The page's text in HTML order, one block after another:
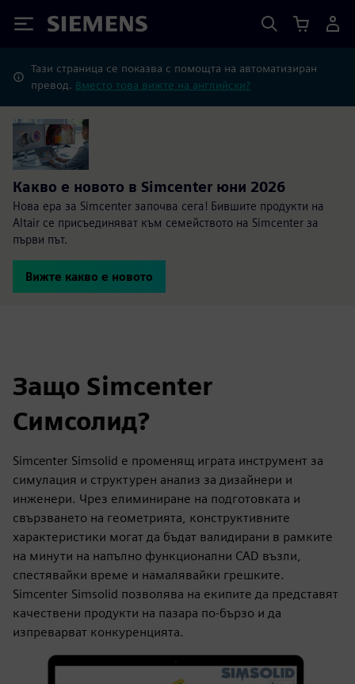
Siemens
Тази страница се показва с помощта на автоматизиран
превод. Вместо това вижте на английски?
Какво е новото в Simcenter юни 2026
Нова ера за Simcenter започва сега! Бившите продукти на
Altair се присъединяват към семейството на Simcenter за
първи път.
Вижте какво е новото
Защо Simcenter
Симсолид?
Simcenter Simsolid е променящ играта инструмент за
симулация и структурен анализ за дизайнери и
инженери. Чрез елиминиране на подготовката и
свързването на геометрията, конструктивните
характеристики могат да бъдат валидирани в рамките
на минути на напълно функционални CAD възли,
спестявайки време и намалявайки грешките.
Simcenter Simsolid позволява на екипите да представят
качествени продукти на пазара по-бързо и да
изпреварват конкуренцията.